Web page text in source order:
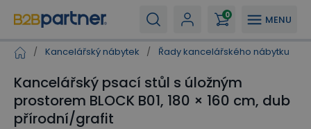
MENU
0
/ Kancelářský nábytek / Řady kancelářského nábytku
Kancelářský psací stůl s úložným
prostorem BLOCK B01, 180 × 160 cm, dub
přírodní/grafit